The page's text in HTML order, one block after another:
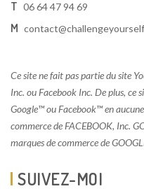
T 06 64 47 94 69
M
Ce site ne fait pas partie du site
Inc. ou Facebook Inc. De plus, ce
Google™ ou Facebook™ en
commerce de FACEBOOK, Inc.
marques de commerce de
SUIVEZ-MOI